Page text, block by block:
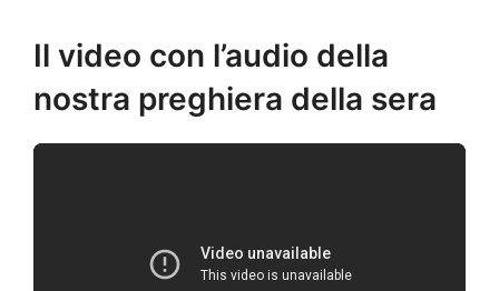
Il video con l’audio della
nostra preghiera della sera